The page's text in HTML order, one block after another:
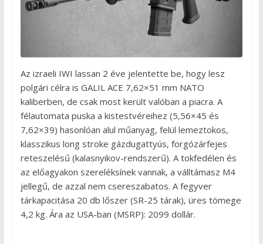
Az izraeli IWI lassan 2 éve jelentette be, hogy lesz
polgári célra is GALIL ACE 7,62×51 mm NATO
kaliberben, de csak most került valóban a piacra. A
félautomata puska a kistestvéreihez (5,56×45 és
7,62×39) hasonlóan alul műanyag, felül lemeztokos,
klasszikus long stroke gázdugattyús, forgózárfejes
reteszelésű (kalasnyikov-rendszerű). A tokfedélen és
az előagyakon szereléksínek vannak, a válltámasz M4
jellegű, de azzal nem csereszabatos. A fegyver
tárkapacitása 20 db lőszer (SR-25 tárak), üres tömege
4,2 kg. Ára az USA-ban (MSRP): 2099 dollár.